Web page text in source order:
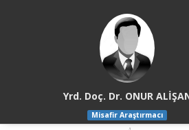
Yrd. Doç. Dr. ONUR
Misafir Araştırmacı